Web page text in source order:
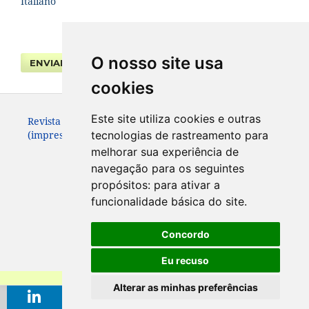
O nosso site usa
cookies
Este site utiliza cookies e outras
tecnologias de rastreamento para
melhorar sua experiência de
navegação para os seguintes
propósitos: para ativar a
funcionalidade básica do site.
Concordo
Eu recuso
Alterar as minhas preferências
ENVIAR SUBMISSÃO
Revista da Faculdade de Direito UFPR. ISSN 0104-3315
(impresso – até 2013) e 2236-7284 (eletrônico).